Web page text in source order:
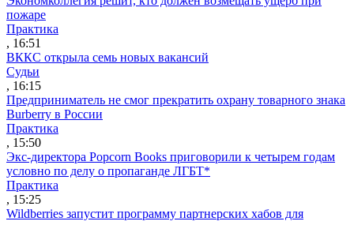
пожаре
Практика
, 16:51
ВККС открыла семь новых вакансий
Судьи
, 16:15
Предприниматель не смог прекратить охрану товарного знака
Burberry в России
Практика
, 15:50
Экс-директора Popcorn Books приговорили к четырем годам
условно по делу о пропаганде ЛГБТ*
Практика
, 15:25
Wildberries запустит программу партнерских хабов для